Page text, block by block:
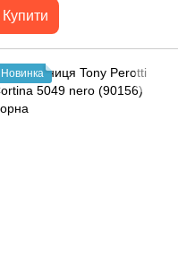
Купити
Новинка